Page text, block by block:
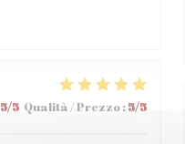
5/5 Qualità / Prezzo:5/5